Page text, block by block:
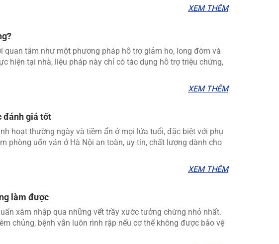
XEM THÊM
tâm như một phương pháp hỗ trợ giảm ho, long đờm và
hiện tại nhà, liệu pháp này chỉ có tác dụng hỗ trợ triệu chứng,
XEM THÊM
đánh giá tốt
hoạt thường ngày và tiềm ẩn ở mọi lứa tuổi, đặc biệt với phụ
phòng uốn ván ở Hà Nội an toàn, uy tín, chất lượng dành cho
XEM THÊM
làm được
xâm nhập qua những vết trầy xước tưởng chừng nhỏ nhất.
chủng, bệnh vẫn luôn rình rập nếu cơ thể không được bảo vệ